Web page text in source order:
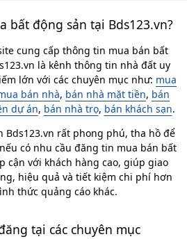
bất động sản tại Bds123.vn?
cung cấp thông tin mua bán bất
là kênh thông tin nhà đất uy
lớn với các chuyên mục như: mua
bán nhà, bán nhà mặt tiền, bán
dự án, bán nhà trọ, bán khách sạn.
Bds123.vn rất phong phú, tha hồ để
có nhu cầu đăng tin mua bán bất
cận với khách hàng cao, giúp giao
hiệu quả và tiết kiệm chi phí hơn
thức quảng cáo khác.
tại các chuyên mục